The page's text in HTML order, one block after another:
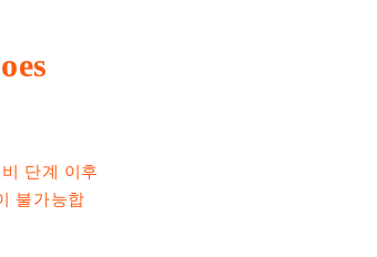
단계 이후
불가능합